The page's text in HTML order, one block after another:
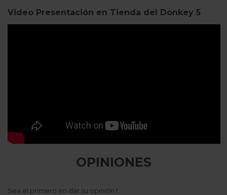
Video Presentación en Tienda del Donkey 5
OPINIONES
Sea el primero en dar su opinión !